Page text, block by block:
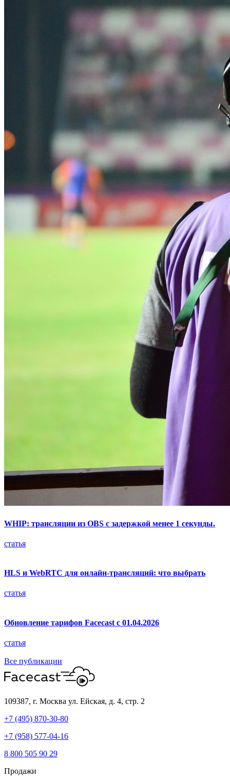
WHIP: трансляции из OBS с задержкой менее 1 секунды.
статья
HLS и WebRTC для онлайн-трансляций: что выбрать
статья
Обновление тарифов Facecast с 01.04.2026
статья
Все публикации
109387, г. Москва ул. Ейская, д. 4, стр. 2
+7 (495) 870-30-80
+7 (958) 577-04-16
8 800 505 90 29
Продажи